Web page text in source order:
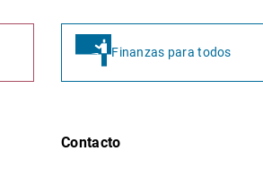
Finanzas para todos
Contacto